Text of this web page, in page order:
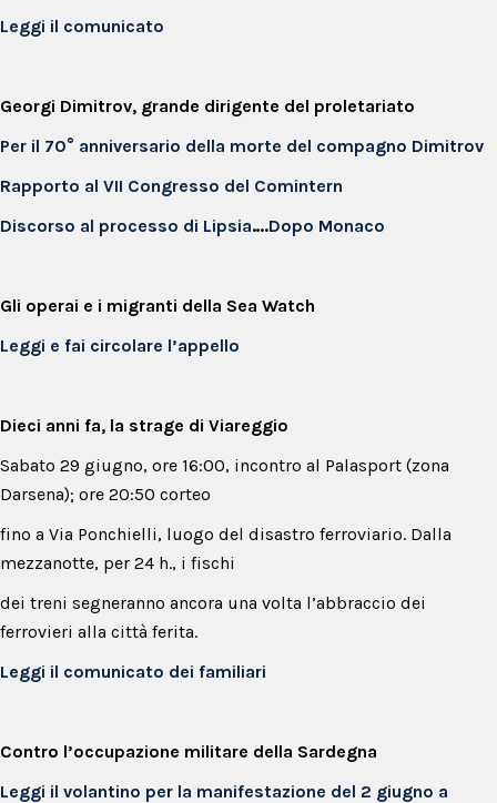
Leggi il comunicato
Georgi Dimitrov, grande dirigente del proletariato
Per il 70° anniversario della morte del compagno Dimitrov
Rapporto al VII Congresso del Comintern
Discorso al processo di Lipsia….Dopo Monaco
Gli operai e i migranti della Sea Watch
Leggi e fai circolare l’appello
Dieci anni fa, la strage di Viareggio
Sabato 29 giugno, ore 16:00, incontro al Palasport (zona
Darsena); ore 20:50 corteo
fino a Via Ponchielli, luogo del disastro ferroviario. Dalla
mezzanotte, per 24 h., i fischi
dei treni segneranno ancora una volta l’abbraccio dei
ferrovieri alla città ferita.
Leggi il comunicato dei familiari
Contro l’occupazione militare della Sardegna
Leggi il volantino per la manifestazione del 2 giugno a